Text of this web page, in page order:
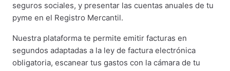
seguros sociales, y presentar las cuentas anuales de tu
pyme en el Registro Mercantil.
Nuestra plataforma te permite emitir facturas en
segundos adaptadas a la ley de factura electrónica
obligatoria, escanear tus gastos con la cámara de tu